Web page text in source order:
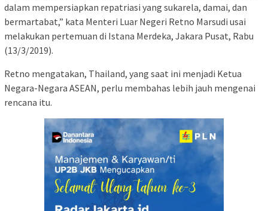
dalam mempersiapkan repatriasi yang sukarela, damai, dan
bermartabat,” kata Menteri Luar Negeri Retno Marsudi usai
melakukan pertemuan di Istana Merdeka, Jakara Pusat, Rabu
(13/3/2019).
Retno mengatakan, Thailand, yang saat ini menjadi Ketua
Negara-Negara ASEAN, perlu membahas lebih jauh mengenai
rencana itu.